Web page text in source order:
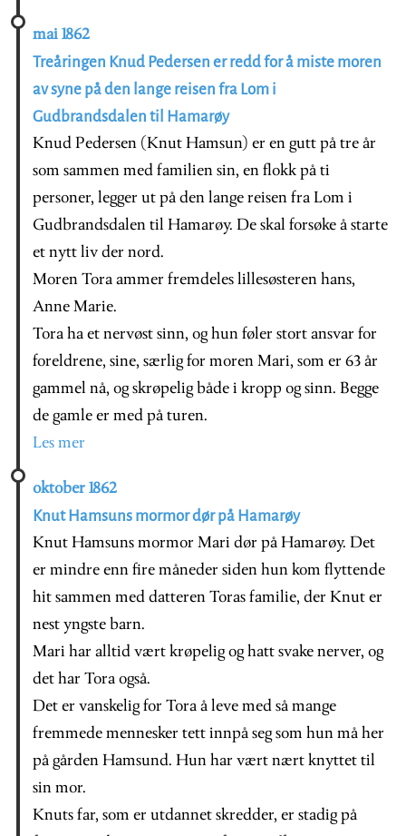
mai 1862
Treåringen Knud Pedersen er redd for å miste moren
av syne på den lange reisen fra Lom i
Gudbrandsdalen til Hamarøy
Knud Pedersen (Knut Hamsun) er en gutt på tre år
som sammen med familien sin, en flokk på ti
personer, legger ut på den lange reisen fra Lom i
Gudbrandsdalen til Hamarøy. De skal forsøke å starte
et nytt liv der nord.
Moren Tora ammer fremdeles lillesøsteren hans,
Anne Marie.
Tora ha et nervøst sinn, og hun føler stort ansvar for
foreldrene, sine, særlig for moren Mari, som er 63 år
gammel nå, og skrøpelig både i kropp og sinn. Begge
de gamle er med på turen.
Les mer
oktober 1862
Knut Hamsuns mormor dør på Hamarøy
Knut Hamsuns mormor Mari dør på Hamarøy. Det
er mindre enn fire måneder siden hun kom flyttende
hit sammen med datteren Toras familie, der Knut er
nest yngste barn.
Mari har alltid vært krøpelig og hatt svake nerver, og
det har Tora også.
Det er vanskelig for Tora å leve med så mange
fremmede mennesker tett innpå seg som hun må her
på gården Hamsund. Hun har vært nært knyttet til
sin mor.
Knuts far, som er utdannet skredder, er stadig på